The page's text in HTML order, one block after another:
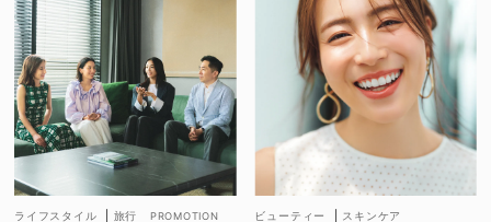
ライフスタイル 旅行 ビューティー スキンケア